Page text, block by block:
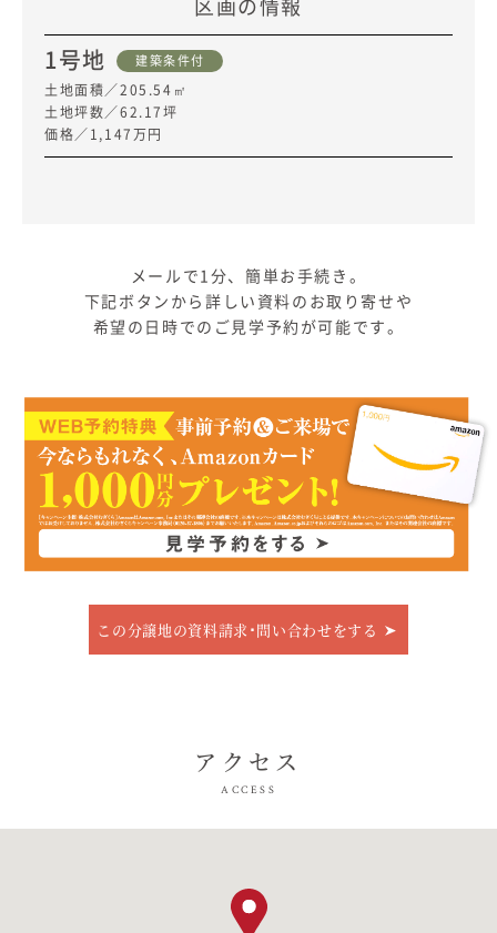
1号地 建築条件付
土地面積／205.54㎡
土地坪数／62.17坪
価格／1,147万円
メールで1分、簡単お手続き。
下記ボタンから詳しい資料のお取り寄せや
希望の日時でのご見学予約が可能です。
この分譲地の資料請求･問い合わせをする
アクセス
ACCESS